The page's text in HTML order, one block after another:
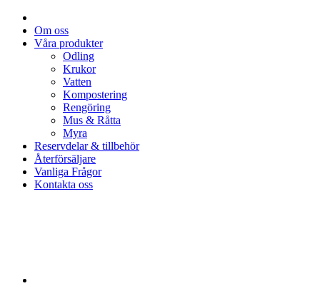
Om oss
Våra produkter
Odling
Krukor
Vatten
Kompostering
Rengöring
Mus & Råtta
Myra
Reservdelar & tillbehör
Återförsäljare
Vanliga Frågor
Kontakta oss